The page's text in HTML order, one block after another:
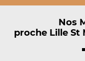
Nos
proche Lille St